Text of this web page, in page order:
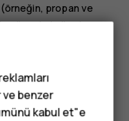
(örneğin, propan ve
güvenle kullanılıp
öğrenin.
benzer
kabul et"e